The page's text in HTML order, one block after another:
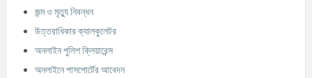
জন্ম ও মৃত্যু নিবন্ধন
উত্তরাধিকার ক্যালকুলেটর
অনলাইন পুলিশ ক্লিয়ারেন্স
অনলাইনে পাসপোর্টের আবেদন